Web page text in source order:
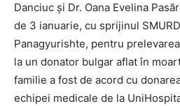
Danciuc și Dr. Oana Evelina
de 3 ianuarie, cu sprijinul
Panagyurishte, pentru
la un donator bulgar aflat în
familie a fost de acord cu
echipei medicale de la